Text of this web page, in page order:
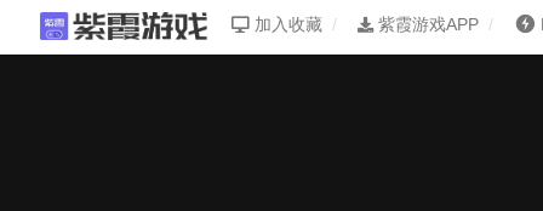
加入收藏 紫霞游戏APP